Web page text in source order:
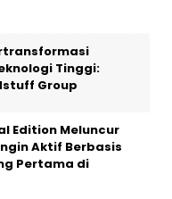
Tinggi:
Group
Edition Meluncur
Aktif Berbasis
Pertama di